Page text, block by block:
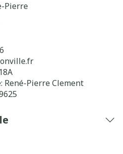
Pierre
René-Pierre Clement